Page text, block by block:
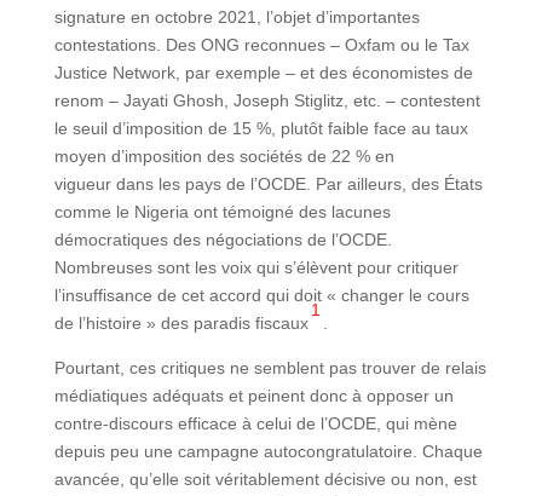
signature en octobre 2021, l’objet d’importantes
contestations. Des ONG reconnues – Oxfam ou le Tax
Justice Network, par exemple – et des économistes de
renom – Jayati Ghosh, Joseph Stiglitz, etc. – contestent
le seuil d’imposition de 15 %, plutôt faible face au taux
moyen d’imposition des sociétés de 22 % en
vigueur dans les pays de l’OCDE. Par ailleurs, des États
comme le Nigeria ont témoigné des lacunes
démocratiques des négociations de l’OCDE.
Nombreuses sont les voix qui s’élèvent pour critiquer
l’insuffisance de cet accord qui doit « changer le cours
de l’histoire » des paradis fiscaux
1
Pourtant, ces critiques ne semblent pas trouver de relais
médiatiques adéquats et peinent donc à opposer un
contre-discours efficace à celui de l’OCDE, qui mène
depuis peu une campagne autocongratulatoire. Chaque
avancée, qu’elle soit véritablement décisive ou non, est